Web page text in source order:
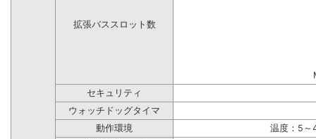
拡張バススロット数
セキュリティ
ウォッチドッグタイマ
動作環境
温度：5